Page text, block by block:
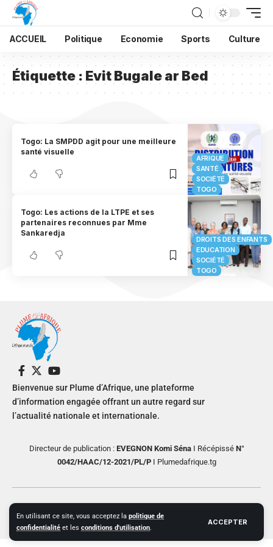
En utilisant ce site, vous acceptez la politique de
confidentialité et les conditions d'utilisation.
ACCEPTER
ACCUEIL Politique Economie Sports Culture
Étiquette : Evit Bugale ar Bed
AFRIQUE
SANTÉ
SOCIÉTÉ
TOGO
Togo: La SMPDD agit pour une meilleure
santé visuelle
DROITS DES ENFANTS
EDUCATION
SOCIÉTÉ
TOGO
Togo: Les actions de la LTPE et ses
partenaires reconnues par Mme
Sankaredja
Bienvenue sur Plume d’Afrique, une plateforme
d’information engagée offrant un autre regard sur
l’actualité nationale et internationale.
Directeur de publication : EVEGNON Komi SénaI RécépisséN°
0042/HAAC/12-2021/PL/PI Plumedafrique.tg
© 2024 PLUME D’AFRIQUE All Rights Reserved. Design by Helios
Creative